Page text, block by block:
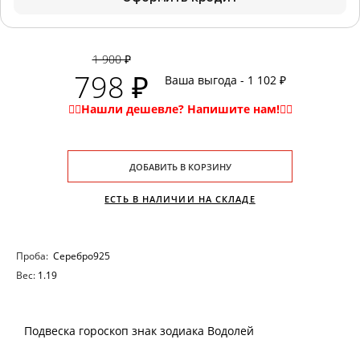
1 900 ₽
798 ₽ Ваша выгода - 1 102 ₽
ДОБАВИТЬ В КОРЗИНУ
ЕСТЬ В НАЛИЧИИ НА СКЛАДЕ
Проба: Серебро925
Вес: 1.19
Подвеска гороскоп знак зодиака Водолей